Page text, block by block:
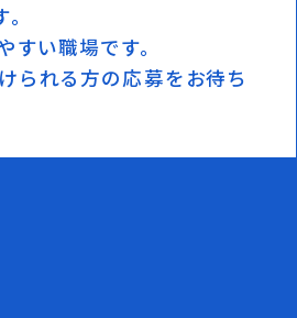
すい職場です。
られる方の応募をお待ち